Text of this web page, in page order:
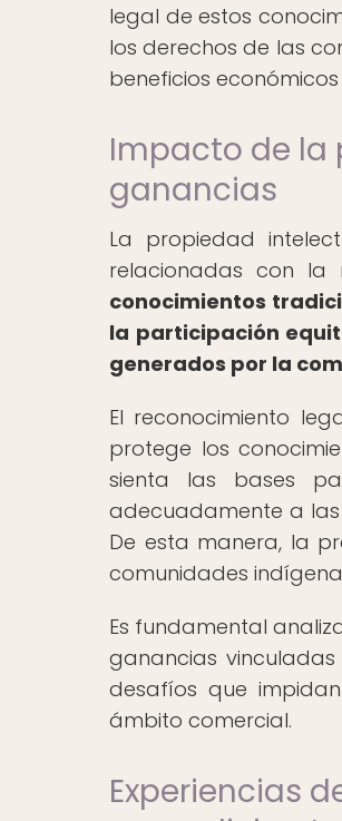
legal de estos
los derechos de las
beneficios
Impacto de la
ganancias
La propiedad
relacionadas con la
conocimientos
la participación
generados por la
El reconocimiento
protege los
sienta las bases
adecuadamente a
De esta manera, la
comunidades
Es fundamental
ganancias
desafíos que
ámbito comercial.
Experiencias